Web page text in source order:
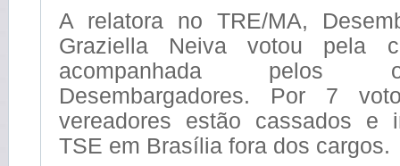
A relatora no TRE/MA,
Graziella Neiva votou pela
acompanhada pelos
Desembargadores. Por 7
vereadores estão cassados e
TSE em Brasília fora dos cargos.